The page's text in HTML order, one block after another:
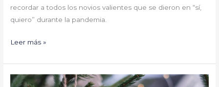
recordar a todos los novios valientes que se dieron en “sí,
quiero” durante la pandemia.
Leer más »
¡Feliz